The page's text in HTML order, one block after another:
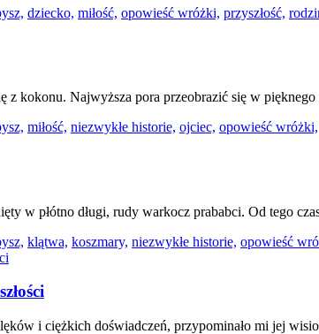
dziecko, miłość, opowieść wróżki, przyszłość,
z kokonu. Najwyższa pora przeobrazić się w pięknego
miłość, niezwykłe historie, ojciec, opowieść wróżki,
w płótno długi, rudy warkocz prababci. Od tego
klątwa, koszmary, niezwykłe historie, opowieść
i ciężkich doświadczeń, przypominało mi jej